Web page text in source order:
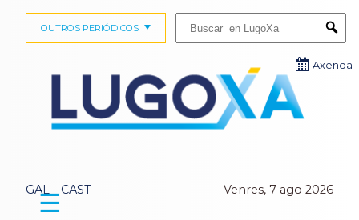
GAL CAST Venres, 7 ago 2026
OUTROS PERIÓDICOS
Axenda
☰